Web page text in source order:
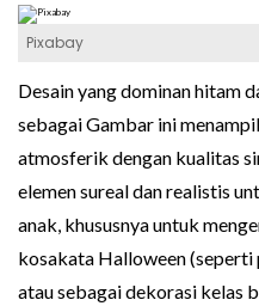
Pixabay
Desain yang dominan hitam
sebagai Gambar ini
atmosferik dengan kualitas
elemen sureal dan realistis
anak, khususnya untuk
kosakata Halloween (seperti
atau sebagai dekorasi kelas